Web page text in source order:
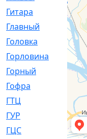
Гитара
Главный
Головка
Горловина
Горный
Гофра
ГТЦ
ГУР
ГЦC